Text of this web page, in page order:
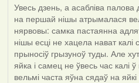
Увесь дзень, а асабліва палова
на першай нішы атрымалася
нярвовы: самка пастаянна
нішы есці не хацела нават калі
прыносіў грызуноў туды. Але
яйка і самец не ўвесь час калі
вельмі часта яўна сядаў на яйкі